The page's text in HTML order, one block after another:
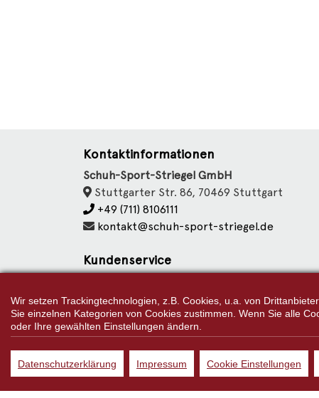
Kontaktinformationen
Schuh-Sport-Striegel GmbH
Stuttgarter Str. 86, 70469 Stuttgart
+49 (711) 8106111
kontakt@schuh-sport-striegel.de
Kundenservice
Datenschutz
Cookie Einstellungen
Impressum
Bei Preisen, die mit "UVP"
Wir setzen Trackingtechnologien, z.B. Cookies, u.a. von
Sie einzelnen Kategorien von Cookies zustimmen. Wenn Sie alle
oder Ihre gewählten Einstellungen ändern.
Datenschutzerklärung Impressum Cookie Einstellungen